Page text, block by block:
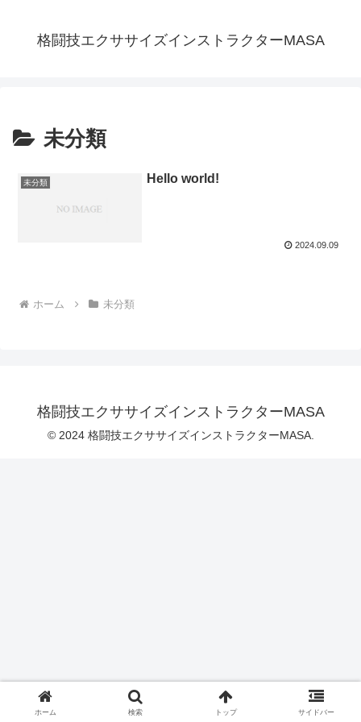
格闘技エクササイズインストラクターMASA
未分類
未分類 Hello world!
2024.09.09
ホーム 未分類
格闘技エクササイズインストラクターMASA
© 2024 格闘技エクササイズインストラクターMASA.
ホーム 検索 トップ サイドバー